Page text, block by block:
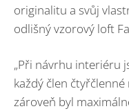
originalitu a svůj
odlišný vzorový loft
„Při návrhu interiéru
každý člen
zároveň byl